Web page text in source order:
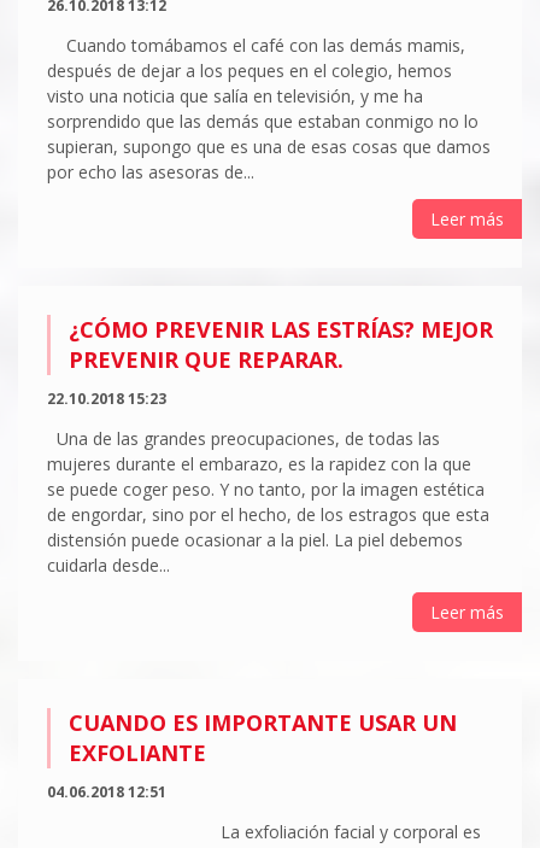
26.10.2018 13:12
Cuando tomábamos el café con las demás mamis,
después de dejar a los peques en el colegio, hemos
visto una noticia que salía en televisión, y me ha
sorprendido que las demás que estaban conmigo no lo
supieran, supongo que es una de esas cosas que damos
por echo las asesoras de...
Leer más
¿CÓMO PREVENIR LAS ESTRÍAS? MEJOR
PREVENIR QUE REPARAR.
22.10.2018 15:23
Una de las grandes preocupaciones, de todas las
mujeres durante el embarazo, es la rapidez con la que
se puede coger peso. Y no tanto, por la imagen estética
de engordar, sino por el hecho, de los estragos que esta
distensión puede ocasionar a la piel. La piel debemos
cuidarla desde...
Leer más
CUANDO ES IMPORTANTE USAR UN
EXFOLIANTE
04.06.2018 12:51
La exfoliación facial y corporal es